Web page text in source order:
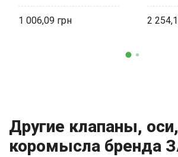
1 006,09 2
Другие клапаны, оси,
коромысла бренда